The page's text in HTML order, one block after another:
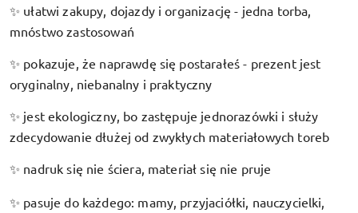
✨ ułatwi zakupy, dojazdy i organizację - jedna torba,
mnóstwo zastosowań
✨ pokazuje, że naprawdę się postarałeś - prezent jest
oryginalny, niebanalny i praktyczny
✨ jest ekologiczny, bo zastępuje jednorazówki i służy
zdecydowanie dłużej od zwykłych materiałowych toreb
✨ nadruk się nie ściera, materiał się nie pruje
✨ pasuje do każdego: mamy, przyjaciółki, nauczycielki,